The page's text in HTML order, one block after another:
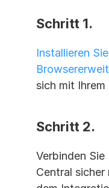
Schritt 1.
Installieren
sich mit
Schritt 2.
Verbinden Sie
Central